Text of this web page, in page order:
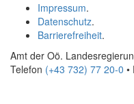
Impressum.
Datenschutz.
Barrierefreiheit.
Amt der Oö.
Telefon (+43 732) 77 20-0 •